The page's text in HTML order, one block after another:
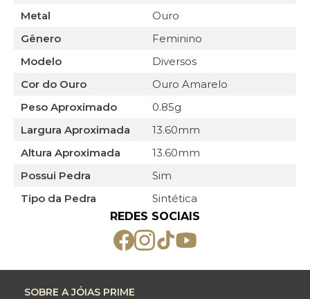
Metal
Ouro
Gênero
Feminino
Modelo
Diversos
Cor do Ouro
Ouro Amarelo
Peso Aproximado
0.85g
Largura Aproximada
13.60mm
Altura Aproximada
13.60mm
Possui Pedra
Sim
Tipo da Pedra
Sintética
REDES SOCIAIS
SOBRE A JÓIAS PRIME